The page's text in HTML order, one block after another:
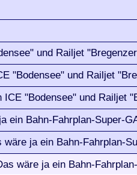
und Railjet
"Bodensee" und Railjet
ICE "Bodensee" und Railjet
ein Bahn-Fahrplan-Super-
wäre ja ein Bahn-Fahrplan-
wäre ja ein Bahn-